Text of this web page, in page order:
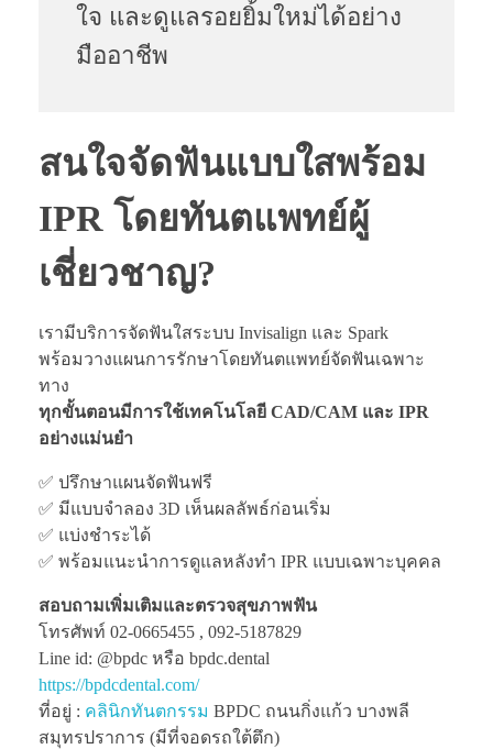
ใจ และดูแลรอยยิ้มใหม่ได้อย่าง
มืออาชีพ
สนใจจัดฟันแบบใสพร้อม
IPR โดยทันตแพทย์ผู้
เชี่ยวชาญ?
เรามีบริการจัดฟันใสระบบ Invisalign และ Spark
พร้อมวางแผนการรักษาโดยทันตแพทย์จัดฟันเฉพาะ
ทาง
ทุกขั้นตอนมีการใช้เทคโนโลยี CAD/CAM และ IPR
อย่างแม่นยำ
✅ ปรึกษาแผนจัดฟันฟรี
✅ มีแบบจำลอง 3D เห็นผลลัพธ์ก่อนเริ่ม
✅ แบ่งชำระได้
✅ พร้อมแนะนำการดูแลหลังทำ IPR แบบเฉพาะบุคคล
สอบถามเพิ่มเติมและตรวจสุขภาพฟัน
โทรศัพท์ 02-0665455 , 092-5187829
Line id: @bpdc หรือ bpdc.dental
https://bpdcdental.com/
ที่อยู่ : คลินิกทันตกรรม BPDC ถนนกิ่งแก้ว บางพลี
สมุทรปราการ (มีที่จอดรถใต้ตึก)